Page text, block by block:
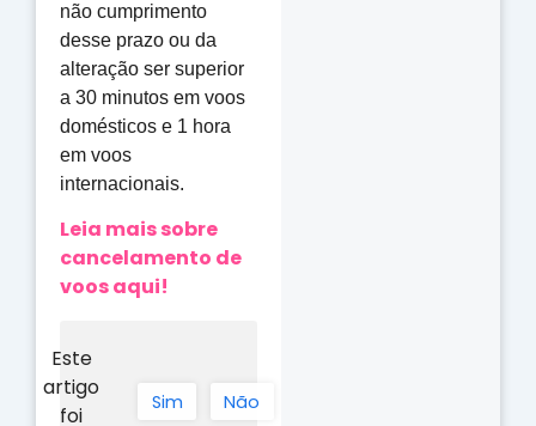
não cumprimento
desse prazo ou da
alteração ser superior
a 30 minutos em voos
domésticos e 1 hora
em voos
internacionais.
Leia mais sobre
cancelamento de
voos aqui!
Este
artigo
foi
Sim Não